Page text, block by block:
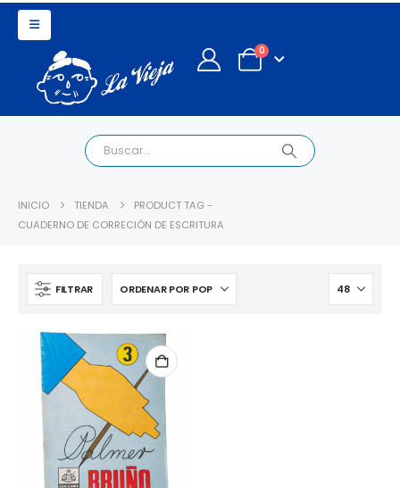
0
INICIO TIENDA
PRODUCT TAG -
CUADERNO DE CORRECIÓN DE ESCRITURA
FILTRAR